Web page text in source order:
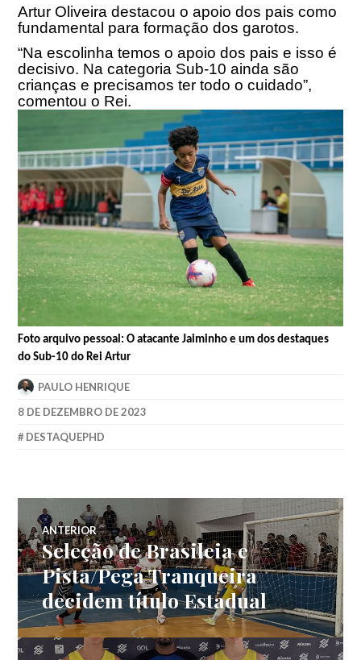
Artur Oliveira destacou o apoio dos pais como
fundamental para formação dos garotos.
“Na escolinha temos o apoio dos pais e isso é
decisivo. Na categoria Sub-10 ainda são
crianças e precisamos ter todo o cuidado”,
comentou o Rei.
Foto arquivo pessoal: O atacante Jaiminho e um dos destaques
do Sub-10 do Rei Artur
PAULO HENRIQUE
8 DE DEZEMBRO DE 2023
DESTAQUEPHD
ANTERIOR
Seleção de Brasileia e
Pista/Pega Tranqueira
decidem título Estadual